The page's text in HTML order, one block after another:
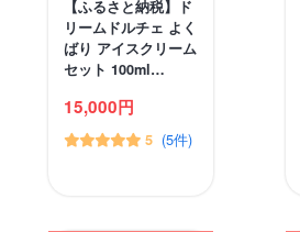
【ふるさと納税】ド
リームドルチェ よく
ばり アイスクリーム
セット 100ml…
15,000円
5 (5件)